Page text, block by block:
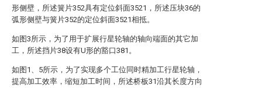
形侧壁，所述簧片352具有定位斜面3521，所述压块36的
弧形侧壁与簧片352的定位斜面3521相抵。
如图3所示，为了用于扩展行星轮轴的轴向端面的其它加
工，所述挡片38设有U形的豁口381。
如图1、5所示，为了实现多个工位同时精加工行星轮轴，
提高加工效率，缩短加工时间，所述桥板31沿其长度方向